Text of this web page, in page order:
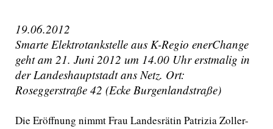
19.06.2012
Smarte Elektrotankstelle aus K-Regio enerChange
geht am 21. Juni 2012 um 14.00 Uhr erstmalig in
der Landeshauptstadt ans Netz. Ort:
Roseggerstraße 42 (Ecke Burgenlandstraße)
Die Eröffnung nimmt Frau Landesrätin Patrizia Zoller-